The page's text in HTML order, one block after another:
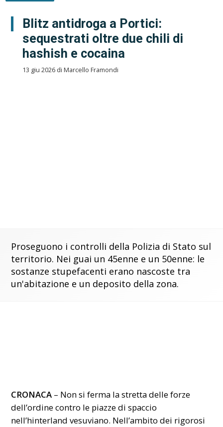
Blitz antidroga a Portici:
sequestrati oltre due chili di
hashish e cocaina
13 giu 2026 di Marcello Framondi
Proseguono i controlli della Polizia di Stato sul
territorio. Nei guai un 45enne e un 50enne: le
sostanze stupefacenti erano nascoste tra
un'abitazione e un deposito della zona.
CRONACA – Non si ferma la stretta delle forze
dell’ordine contro le piazze di spaccio
nell’hinterland vesuviano. Nell’ambito dei rigorosi